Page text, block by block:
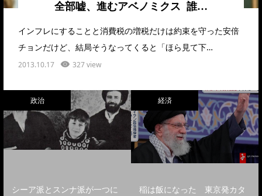
全部嘘、進むアベノミクス 誰…
インフレにすることと消費税の増税だけは約束を守った安倍
チョンだけど、結局そうなってくると「ほら見て下…
2013.10.17 327 view
政治
シーア派とスンナ派が一つに
経済
稲は飯になった 東京発カタ